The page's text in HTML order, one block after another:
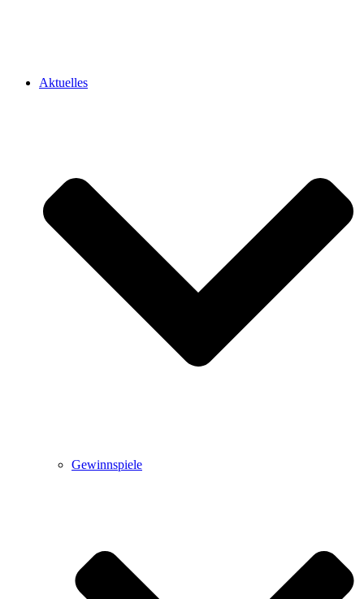
Aktuelles
Gewinnspiele